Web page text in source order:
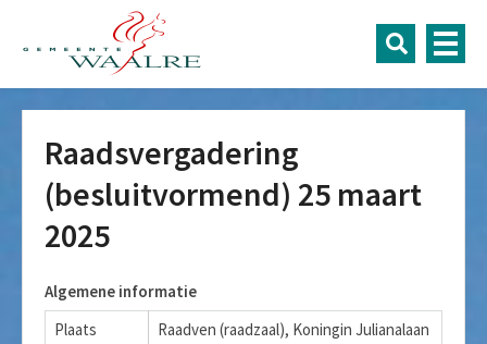
Raadsvergadering
(besluitvormend) 25 maart
2025
Algemene informatie
Plaats
Raadven (raadzaal), Koningin Julianalaan